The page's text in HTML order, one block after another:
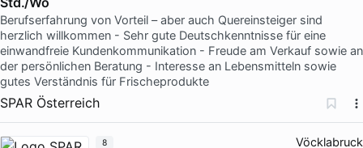
Berufserfahrung von Vorteil – aber auch Quereinsteiger sind
herzlich willkommen - Sehr gute Deutschkenntnisse für eine
einwandfreie Kundenkommunikation - Freude am Verkauf sowie an
der persönlichen Beratung - Interesse an Lebensmitteln sowie
gutes Verständnis für Frischeprodukte
SPAR Österreich
Vöcklabruck
8